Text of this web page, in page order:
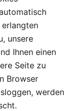
unsere
Ihnen einen
Seite zu
Browser
werden